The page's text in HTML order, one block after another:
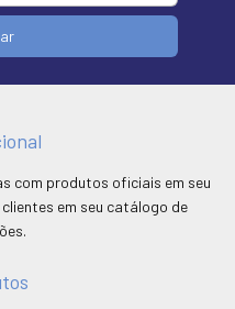
com produtos oficiais em seu
em seu catálogo de